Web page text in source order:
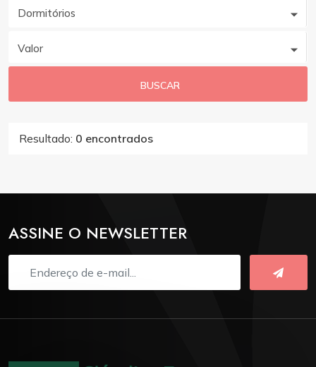
Dormitórios
Valor
BUSCAR
Resultado: 0 encontrados
ASSINE O NEWSLETTER